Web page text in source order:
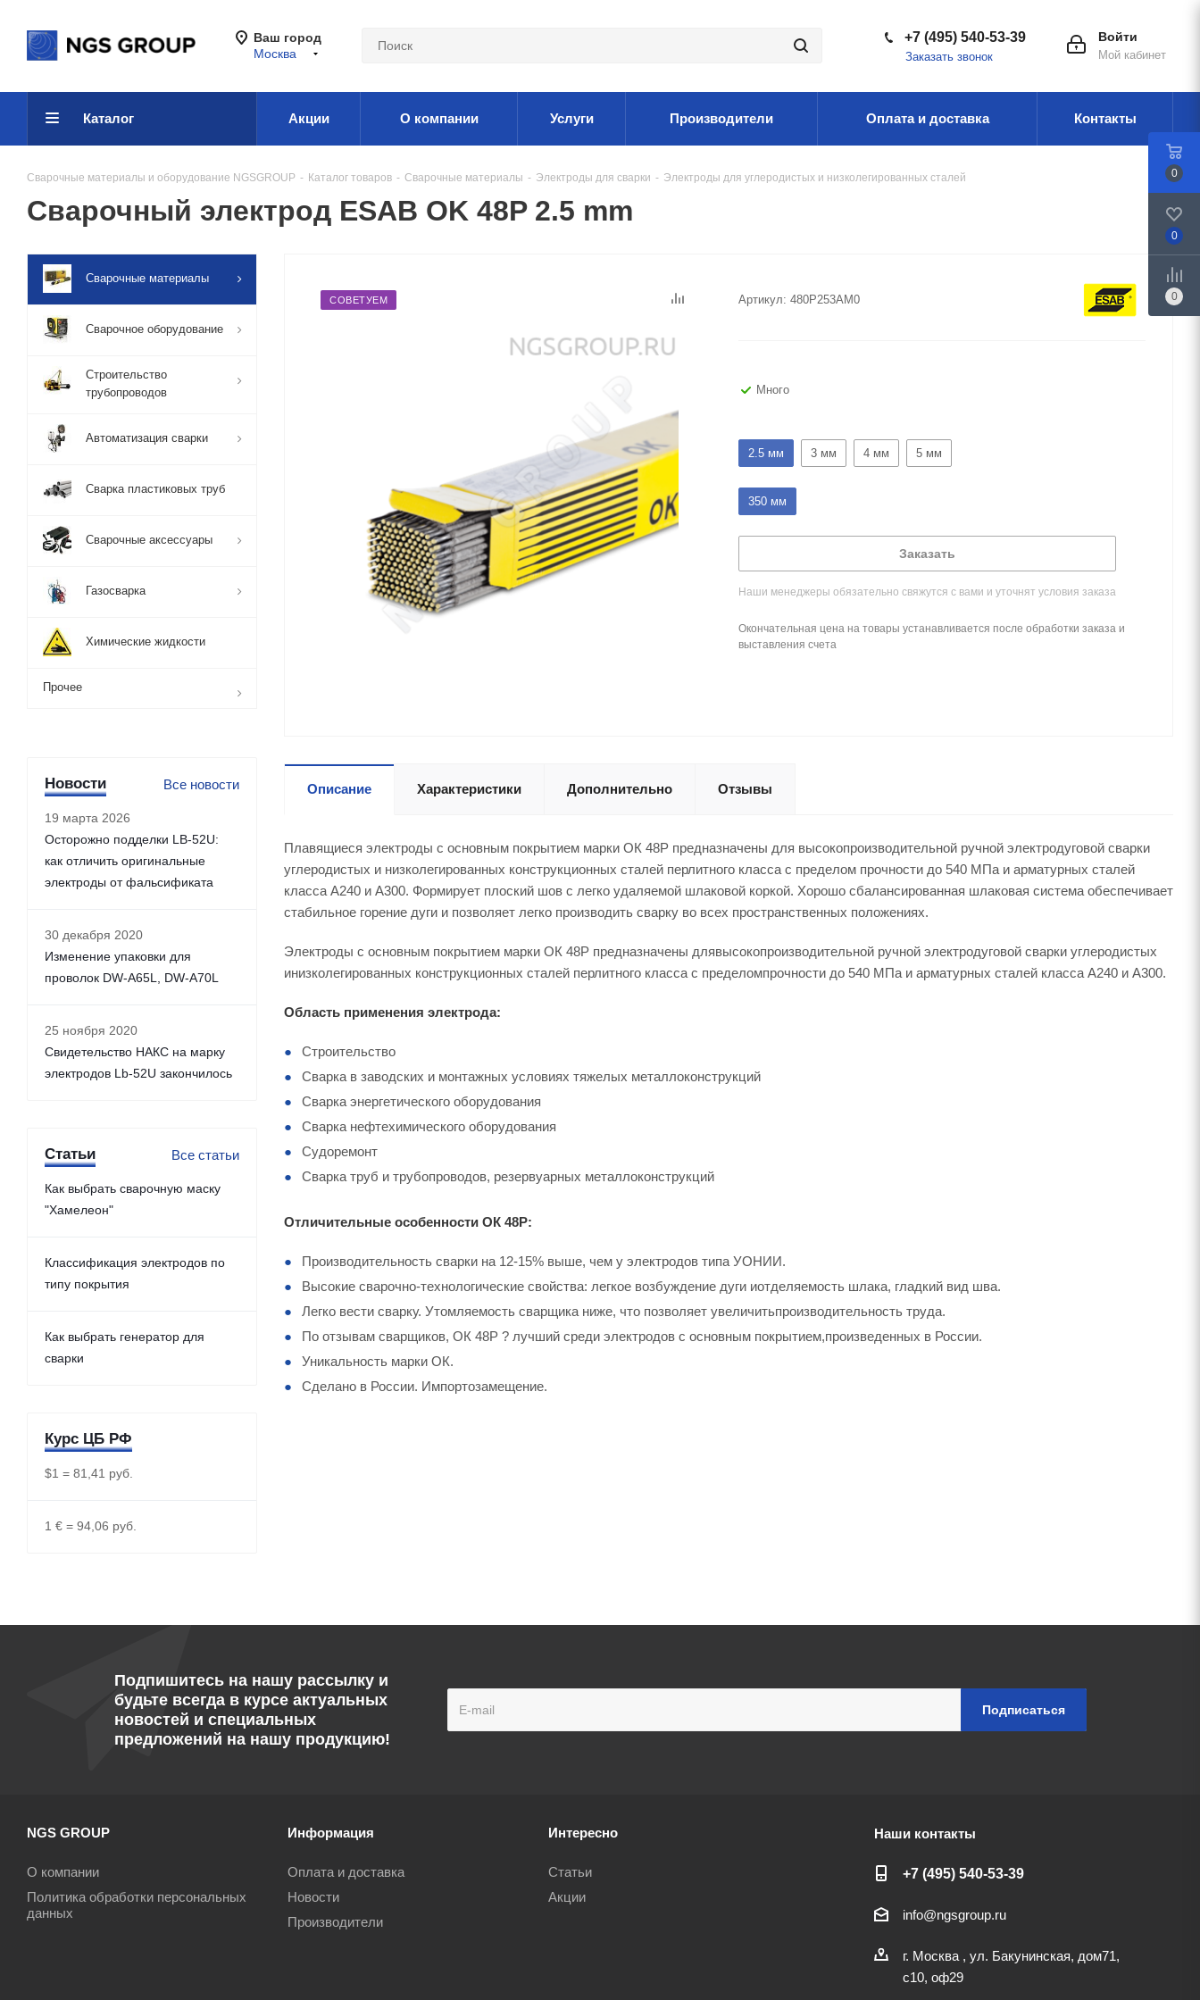
Ваш город
Москва
Войти
Мой кабинет
+7 (495) 540-53-39
Заказать звонок
Каталог Акции О компании Услуги Производители Оплата и доставка Контакты
Сварочные материалы и оборудование NGSGROUP - Каталог товаров - Сварочные материалы - Электроды для сварки - Электроды для углеродистых и низколегированных сталей
Сварочный электрод ESAB OK 48P 2.5 mm
СОВЕТУЕМ Артикул: 480P253AM0
Много
2.5 мм 3 мм 4 мм 5 мм
350 мм
Заказать
Наши менеджеры обязательно свяжутся с вами и уточнят условия заказа
Окончательная цена на товары устанавливается после обработки заказа и
выставления счета
Описание Характеристики Дополнительно Отзывы
Плавящиеся электроды с основным покрытием марки ОК 48Р предназначены для высокопроизводительной ручной электродуговой сварки
углеродистых и низколегированных конструкционных сталей перлитного класса с пределом прочности до 540 МПа и арматурных сталей
класса А240 и А300. Формирует плоский шов с легко удаляемой шлаковой коркой. Хорошо сбалансированная шлаковая система обеспечивает
стабильное горение дуги и позволяет легко производить сварку во всех пространственных положениях.
Электроды с основным покрытием марки ОК 48Р предназначены длявысокопроизводительной ручной электродуговой сварки углеродистых
инизколегированных конструкционных сталей перлитного класса с пределомпрочности до 540 МПа и арматурных сталей класса А240 и А300.
Область применения электрода:
Строительство
Сварка в заводских и монтажных условиях тяжелых металлоконструкций
Сварка энергетического оборудования
Сварка нефтехимического оборудования
Судоремонт
Сварка труб и трубопроводов, резервуарных металлоконструкций
Отличительные особенности ОК 48Р:
Производительность сварки на 12-15% выше, чем у электродов типа УОНИИ.
Высокие сварочно-технологические свойства: легкое возбуждение дуги иотделяемость шлака, гладкий вид шва.
Легко вести сварку. Утомляемость сварщика ниже, что позволяет увеличитьпроизводительность труда.
По отзывам сварщиков, ОК 48Р ? лучший среди электродов с основным покрытием,произведенных в России.
Уникальность марки ОК.
Сделано в России. Импортозамещение.
Сварочные материалы
Сварочное оборудование
Строительство
трубопроводов
Автоматизация сварки
Сварка пластиковых труб
Сварочные аксессуары
Газосварка
Химические жидкости
Прочее
Новости Все новости
19 марта 2026
Осторожно подделки LB-52U:
как отличить оригинальные
электроды от фальсификата
30 декабря 2020
Изменение упаковки для
проволок DW-A65L, DW-A70L
25 ноября 2020
Свидетельство НАКС на марку
электродов Lb-52U закончилось
Статьи Все статьи
Как выбрать сварочную маску
"Хамелеон"
Классификация электродов по
типу покрытия
Как выбрать генератор для
сварки
Курс ЦБ РФ
$1 = 81,41 руб.
1 € = 94,06 руб.
Подпишитесь на нашу рассылку и
будьте всегда в курсе актуальных
новостей и специальных
предложений на нашу продукцию!
NGS GROUP
О компании
Политика обработки персональных
данных
Информация
Оплата и доставка
Новости
Производители
Интересно
Статьи
Акции
Наши контакты
+7 (495) 540-53-39
info@ngsgroup.ru
г. Москва , ул. Бакунинская, дом71,
с10, оф29
0
0
0